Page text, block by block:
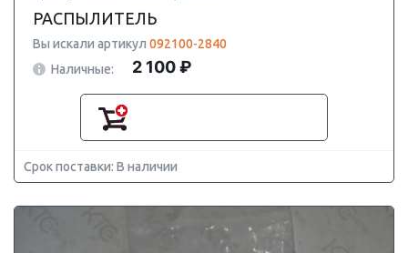
РАСПЫЛИТЕЛЬ
Вы искали артикул 092100-2840
Наличные:
2 100 ₽
Срок поставки: В наличии